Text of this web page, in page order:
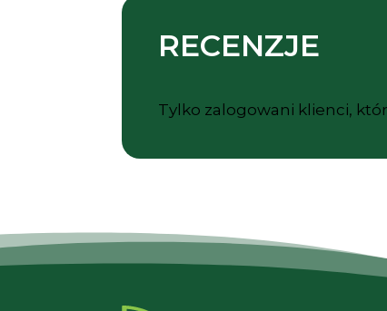
RECENZJE
Tylko zalogowani klienci,